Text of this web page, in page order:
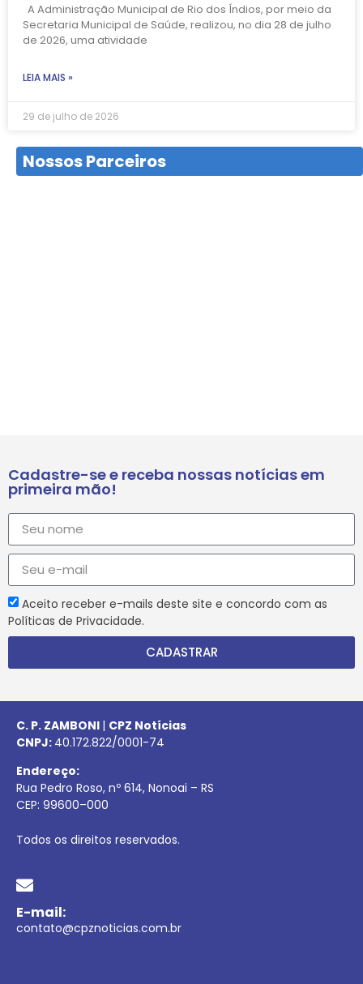
A Administração Municipal de Rio dos Índios, por meio da
Secretaria Municipal de Saúde, realizou, no dia 28 de julho
de 2026, uma atividade
LEIA MAIS »
29 de julho de 2026
Nossos Parceiros
Cadastre-se e receba nossas notícias em
primeira mão!
Aceito receber e-mails deste site e concordo com as
Políticas de Privacidade.
CADASTRAR
C. P. ZAMBONI | CPZ Notícias
CNPJ: 40.172.822/0001-74
Endereço:
Rua Pedro Roso, nº 614, Nonoai – RS
CEP: 99600–000
Todos os direitos reservados.
E-mail:
contato@cpznoticias.com.br